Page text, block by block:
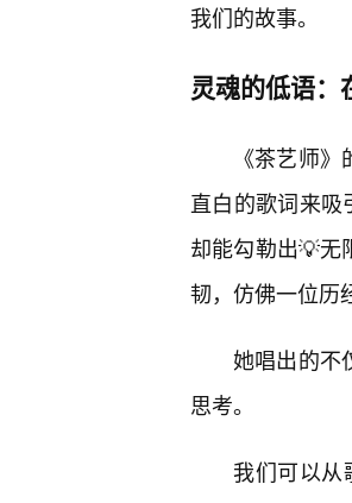
我们的故事。
灵魂的低语：
《茶艺师
直白的歌词来吸
却能勾勒出💡无
韧，仿佛一位历
她唱出的不
思考。
我们可以从